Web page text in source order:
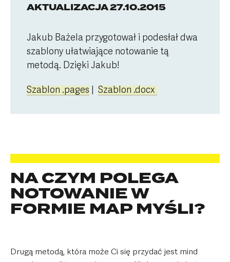
AKTUALIZACJA 27.10.2015
Jakub Bażela przygotował i podesłał dwa
szablony ułatwiające notowanie tą
metodą. Dzięki Jakub!
Szablon .pages Szablon .docx
NA CZYM POLEGA
NOTOWANIE W
FORMIE MAP MYŚLI?
Drugą metodą, która może Ci się przydać jest mind